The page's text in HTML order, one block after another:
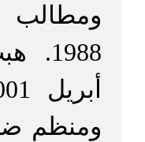
ومطالب
ومنظم